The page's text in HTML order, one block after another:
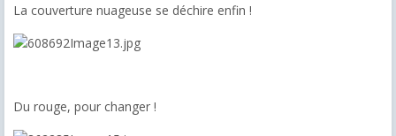
La couverture nuageuse se déchire enfin !
Du rouge, pour changer !